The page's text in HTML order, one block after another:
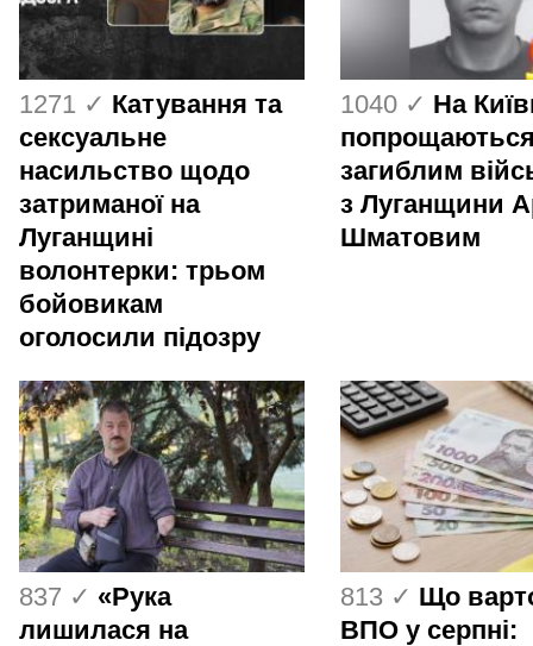
1271 ✓ Катування та
сексуальне
насильство щодо
затриманої на
Луганщині
волонтерки: трьом
бойовикам
оголосили підозру
1040 ✓ На
загиблим
з Луганщини
Шматовим
837 ✓ «Рука
лишилася на
813 ✓ Що
ВПО у серпні: